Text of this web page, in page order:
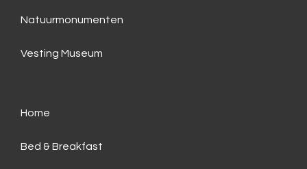
Natuurmonumenten
Vesting Museum
Home
Bed & Breakfast